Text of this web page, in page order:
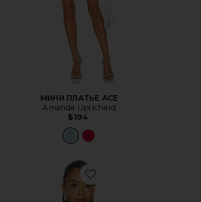
МИНИ ПЛАТЬЕ ACE
Amanda Uprichard
$194
Favorite ТОП ХОЛТЕР SHARNI